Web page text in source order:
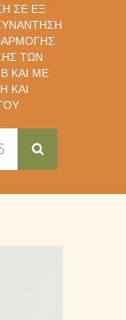
ΣΕ ΕΞ
ΤΩΝ
ΚΑΙ ΜΕ
ΚΑΙ